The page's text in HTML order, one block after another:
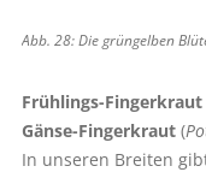
Abb. 28: Die grüngelben
Frühlings-Fingerkraut
Gänse-Fingerkraut(
In unseren Breiten